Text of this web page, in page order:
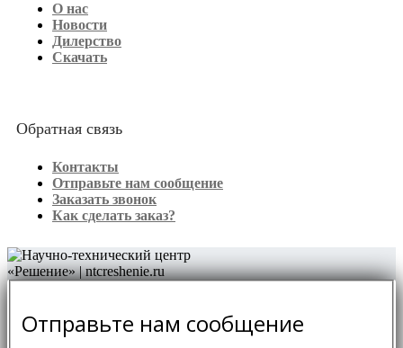
О нас
Новости
Дилерство
Скачать
Обратная связь
Контакты
Отправьте нам сообщение
Заказать звонок
Как сделать заказ?
Отправьте нам сообщение